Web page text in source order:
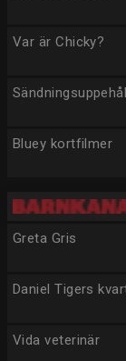
Var är Chicky?
Bluey kortfilmer
Greta Gris
Daniel Tigers
Vida veterinär